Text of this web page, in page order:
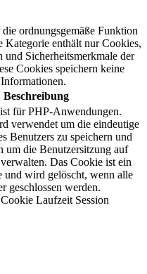
ordnungsgemäße Funktion
Kategorie enthält nur Cookies,
Sicherheitsmerkmale der
Cookies speichern keine
Beschreibung
für PHP-Anwendungen.
verwendet um die eindeutige
Benutzers zu speichern und
um die Benutzersitzung auf
Das Cookie ist ein
und wird gelöscht, wenn alle
geschlossen werden.
Cookie Laufzeit Session